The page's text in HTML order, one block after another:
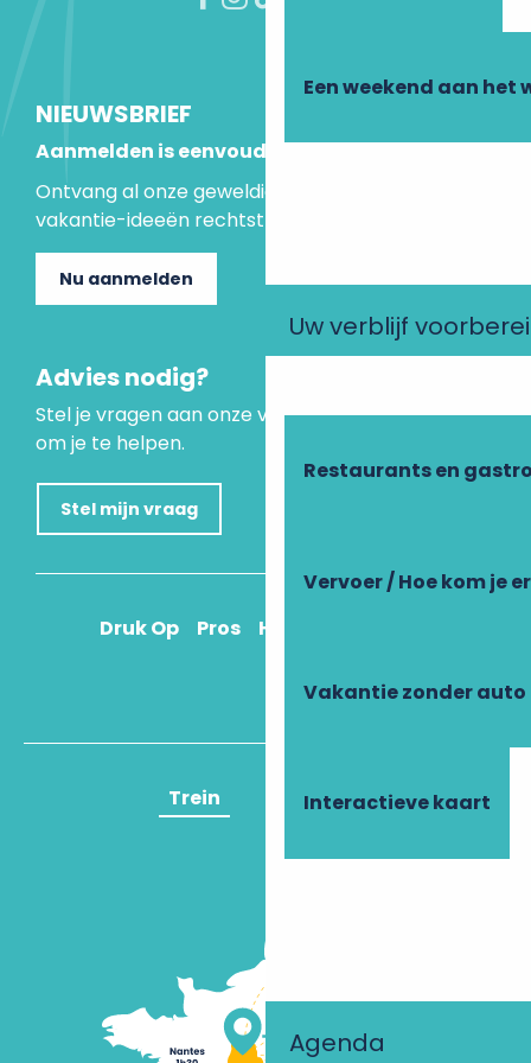
Een weekend aan het
Uw verblijf
Restaurants en
Vervoer / Hoe kom je
Vakantie zonder auto
Interactieve kaart
Agenda
NIEUWSBRIEF
Aanmelden is eenvoudig
Ontvang al onze geweldige aanbiedingen en
vakantie-ideeën rechtstreeks in je inbox.
Nu aanmelden
Advies nodig?
Stel je vragen aan onze virtuele assistent, die er is
om je te helpen.
Stel mijn vraag
Druk Op Pros Hoe kom ik daar?
Trein Vliegtuig